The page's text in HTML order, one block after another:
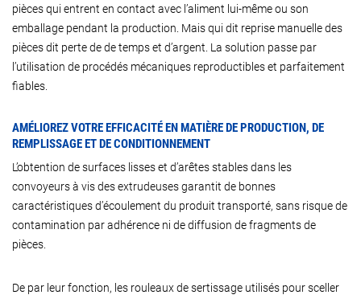
pièces qui entrent en contact avec l’aliment lui-même ou son
emballage pendant la production. Mais qui dit reprise manuelle des
pièces dit perte de de temps et d’argent. La solution passe par
l’utilisation de procédés mécaniques reproductibles et parfaitement
fiables.
AMÉLIOREZ VOTRE EFFICACITÉ EN MATIÈRE DE PRODUCTION, DE
REMPLISSAGE ET DE CONDITIONNEMENT
L’obtention de surfaces lisses et d’arêtes stables dans les
convoyeurs à vis des extrudeuses garantit de bonnes
caractéristiques d’écoulement du produit transporté, sans risque de
contamination par adhérence ni de diffusion de fragments de
pièces.
De par leur fonction, les rouleaux de sertissage utilisés pour sceller